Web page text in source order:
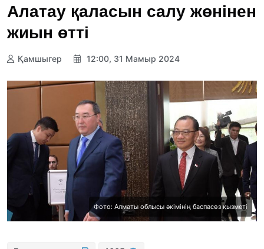
Алатау қаласын салу жөнінен
жиын өтті
Қамшыгер 12:00, 31 Мамыр 2024
Фото: Алматы облысы әкімінің баспасөз қызметі